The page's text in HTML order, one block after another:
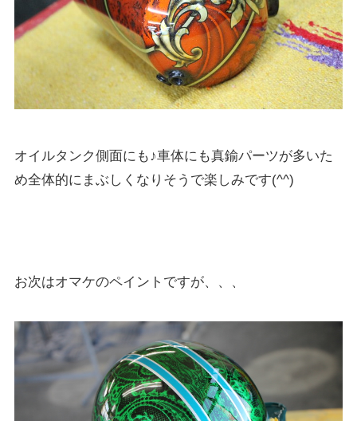
オイルタンク側面にも♪車体にも真鍮パーツが多いた
め全体的にまぶしくなりそうで楽しみです(^^)
お次はオマケのペイントですが、、、